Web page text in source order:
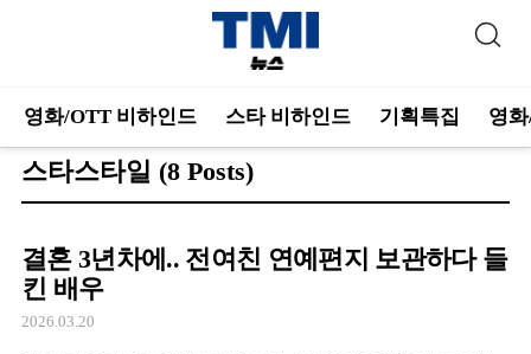
영화/OTT 비하인드 스타 비하인드 기획특집 영
스타스타일 (8 Posts)
결혼 3년차에.. 전여친 연예편지 보관하다 들
킨 배우
2026.03.20